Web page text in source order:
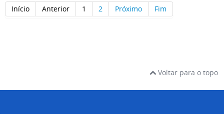
Início
Anterior 1 2 Próximo Fim
Voltar para o topo